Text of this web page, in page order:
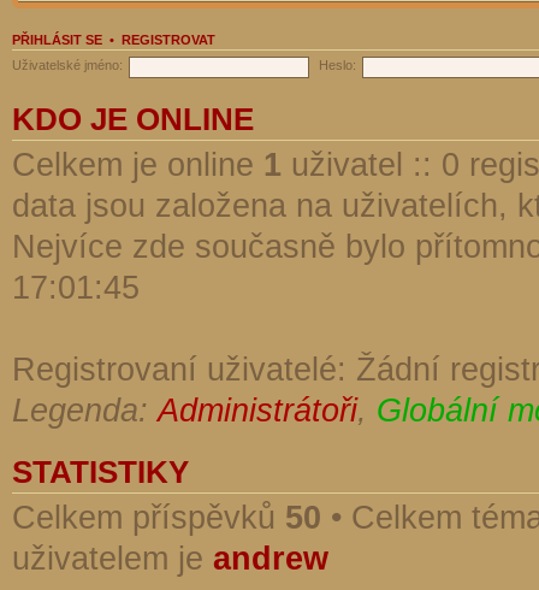
PŘIHLÁSIT SE • REGISTROVAT
Uživatelské jméno:
Heslo:
KDO JE ONLINE
Celkem je online 1 uživatel :: 0
data jsou založena na uživatelích,
Nejvíce zde současně bylo
17:01:45
Registrovaní uživatelé: Žádní
Legenda:Administrátoři, Globální
STATISTIKY
Celkem příspěvků 50 • Celkem
uživatelem je andrew